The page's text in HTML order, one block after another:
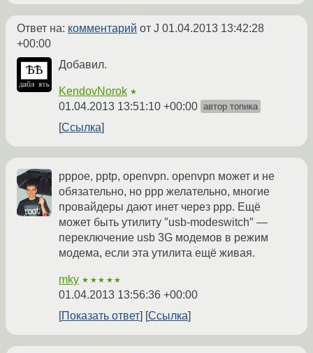
Ответ на: комментарий от J 01.04.2013 13:42:28
+00:00
Добавил.
KendovNorok ★
01.04.2013 13:51:10 +00:00 автор топика
Ссылка
pppoe, pptp, openvpn. openvpn может и не
обязательно, но ppp желательно, многие
провайдеры дают инет через ppp. Ещё
может быть утилиту ″usb-modeswitch″ —
переключение usb 3G модемов в режим
модема, если эта утилита ещё живая.
mky ★★★★★
01.04.2013 13:56:36 +00:00
Показать ответ
Ссылка